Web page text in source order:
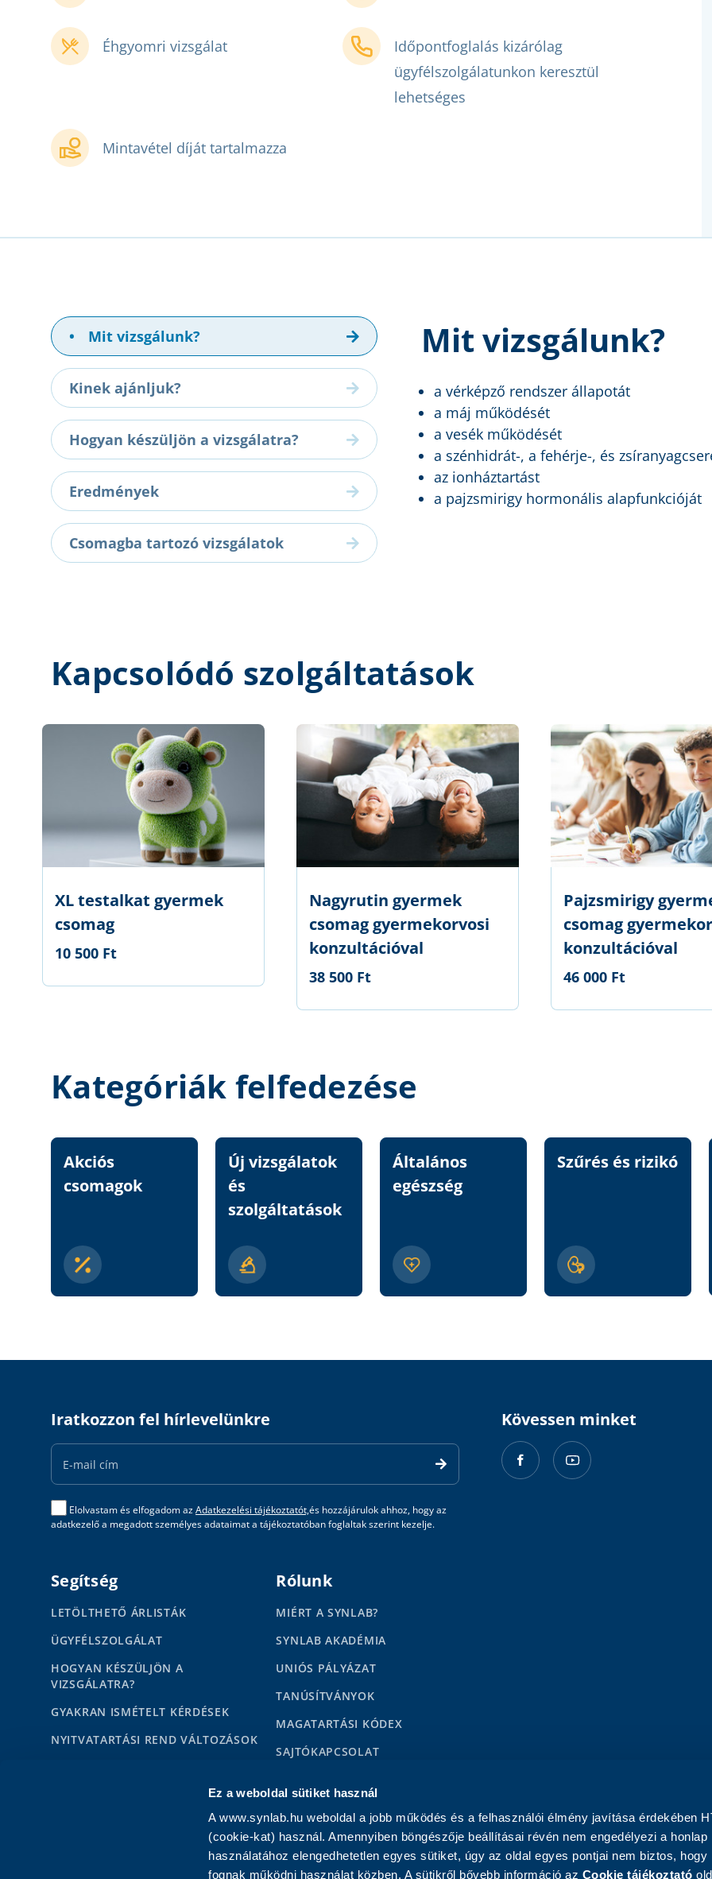
Ez a weboldal sütiket használ
A www.synlab.hu weboldal a jobb működés és a felhasználói élmény javítása érdekében
(cookie-kat) használ. Amennyiben böngészője beállításai révén nem engedélyezi a honlap
használatához elengedhetetlen egyes sütiket, úgy az oldal egyes pontjai nem biztos, hogy
fognak működni használat közben. A sütikről bővebb információ az Cookie tájékoztató
Éhgyomri vizsgálat
Időpontfoglalás kizárólag
ügyfélszolgálatunkon keresztül
lehetséges
Mintavétel díját tartalmazza
• Mit vizsgálunk?
Kinek ajánljuk?
Hogyan készüljön a vizsgálatra?
Eredmények
Csomagba tartozó vizsgálatok
Mit vizsgálunk?
a vérképző rendszer állapotát
a máj működését
a vesék működését
a szénhidrát-, a fehérje-, és
az ionháztartást
a pajzsmirigy hormonális alapfunkcióját
Kapcsolódó szolgáltatások
XL testalkat gyermek
csomag
10 500 Ft
Nagyrutin gyermek
csomag gyermekorvosi
konzultációval
38 500 Ft
Pajzsmirigy
csomag
konzultációval
46 000 Ft
Kategóriák felfedezése
Akciós
csomagok
Új vizsgálatok
és
szolgáltatások
Általános
egészség
Szűrés és rizikó
Iratkozzon fel hírlevelünkre
Email
Address
Elolvastam és elfogadom azAdatkezelési tájékoztatót,és hozzájárulok ahhoz, hogy az
adatkezelő a megadott személyes adataimat a tájékoztatóban foglaltak szerint kezelje.
Kövessen minket
Segítség
LETÖLTHETŐ ÁRLISTÁK
ÜGYFÉLSZOLGÁLAT
HOGYAN KÉSZÜLJÖN A
VIZSGÁLATRA?
GYAKRAN ISMÉTELT KÉRDÉSEK
NYITVATARTÁSI REND VÁLTOZÁSOK
KAPCSOLAT MAGÁNSZEMÉLYEKNEK
KAPCSOLAT PARTNEREKNEK
Rólunk
MIÉRT A SYNLAB?
SYNLAB AKADÉMIA
UNIÓS PÁLYÁZAT
TANÚSÍTVÁNYOK
MAGATARTÁSI KÓDEX
SAJTÓKAPCSOLAT
IMPRESSZUM